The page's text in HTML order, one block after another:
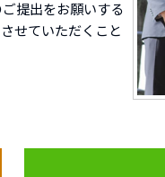
提出をお願いする
せていただくこと